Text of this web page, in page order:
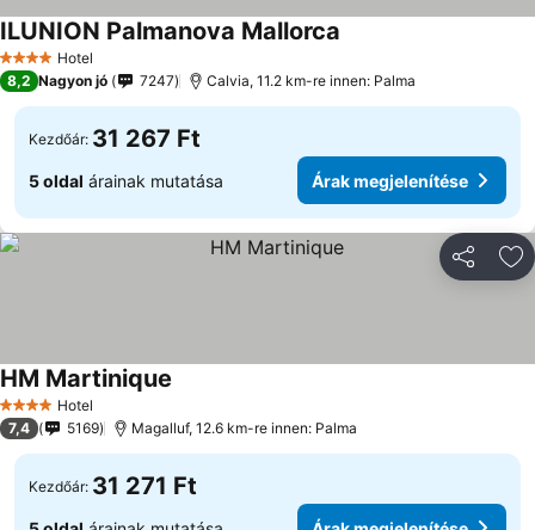
4 KategóriaHotel
ILUNION Palmanova Mallorca
8,2 Nagyon jó 7247 Calvia, 11.2 km-re innen: Palma
Kezdőár: 31 267 Ft
5 oldal árainak mutatása Árak megjelenítése
4 KategóriaHotel
HM Martinique
7,4 5169 Magalluf, 12.6 km-re innen: Palma
Kezdőár: 31 271 Ft